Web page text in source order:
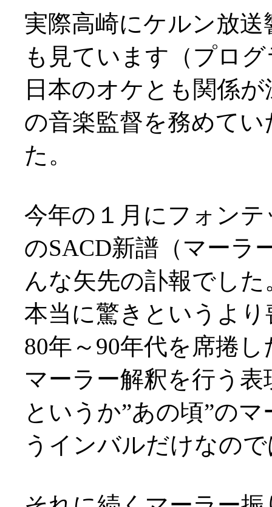
実際高崎にケルン放
も見ています（プロ
日本のオケとも関係
の音楽監督を務めて
た。
今年の１月にフォン
のSACD新譜（マーラ
んな矢先の訃報でした
本当に驚きというよ
80年～90年代を席捲
マーラー解釈を行う
というか”あの頃”の
うインバルだけなの